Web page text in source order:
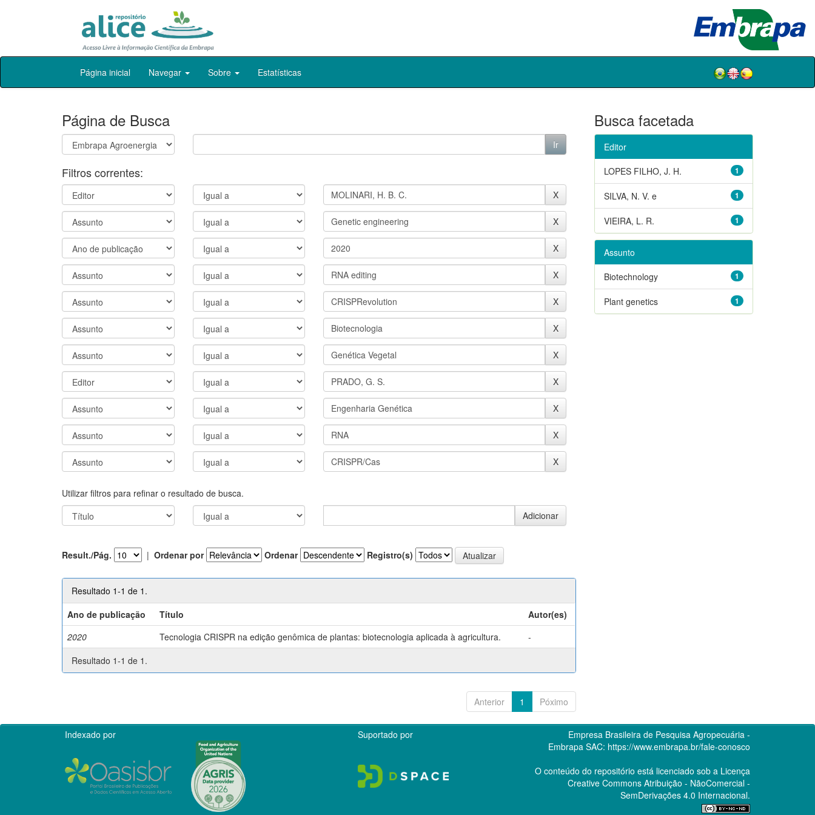
Skip
Página inicial Navegar Sobre Estatísticas
Página de Busca
Filtros correntes:
Utilizar filtros para refinar o resultado de busca.
Result./Pág. | Ordenar por Ordenar Registro(s)
Resultado 1-1 de 1.
Ano de publicação
Título
Autor(es)
2020
Tecnologia CRISPR na edição genômica de plantas: biotecnologia aplicada à agricultura.
-
Resultado 1-1 de 1.
Anterior 1 Póximo
Busca facetada
Editor
1
LOPES FILHO, J. H.
1
SILVA, N. V. e
1
VIEIRA, L. R.
Assunto
1
Biotechnology
1
Plant genetics
Indexado por Suportado por
Empresa Brasileira de Pesquisa Agropecuária -
Embrapa SAC: https://www.embrapa.br/fale-conosco
O conteúdo do repositório está licenciado sob a Licença
Creative CommonsAtribuição - NãoComercial -
SemDerivações 4.0 Internacional.